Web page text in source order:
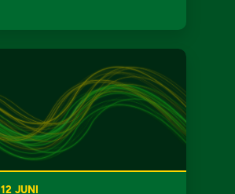
12 JUNI